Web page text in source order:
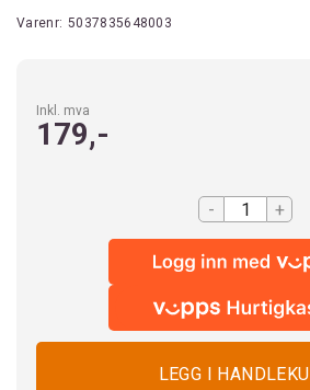
Varenr: 5037835648003
Inkl. mva
179,-
- +